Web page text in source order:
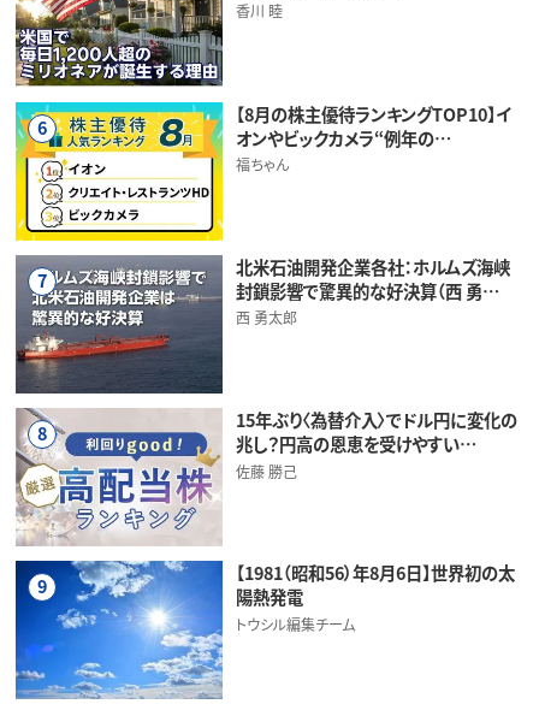
香川 睦
6
【8月の株主優待ランキングTOP10】イ
オンやビックカメラ“例年の…
福ちゃん
7
北米石油開発企業各社：ホルムズ海峡
封鎖影響で驚異的な好決算（西 勇…
西 勇太郎
8
15年ぶり〈為替介入〉でドル円に変化の
兆し？円高の恩恵を受けやすい…
佐藤 勝己
9
【1981（昭和56）年8月6日】世界初の太
陽熱発電
トウシル編集チーム